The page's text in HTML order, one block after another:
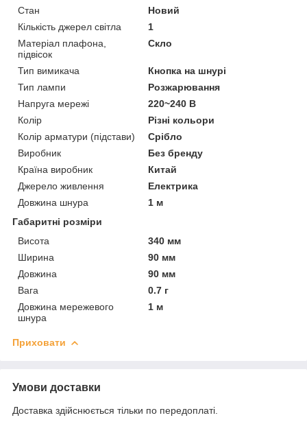
Стан
Новий
Кількість джерел світла
1
Матеріал плафона,
підвісок
Скло
Тип вимикача
Кнопка на шнурі
Тип лампи
Розжарювання
Напруга мережі
220~240 В
Колір
Різні кольори
Колір арматури (підстави)
Срібло
Виробник
Без бренду
Країна виробник
Китай
Джерело живлення
Електрика
Довжина шнура
1 м
Габаритні розміри
Висота
340 мм
Ширина
90 мм
Довжина
90 мм
Вага
0.7 г
Довжина мережевого
шнура
1 м
Приховати
Умови доставки
Доставка здійснюється тільки по передоплаті.